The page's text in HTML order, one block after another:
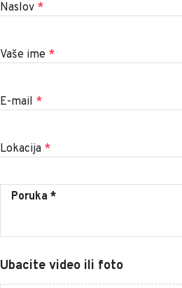
Naslov *
Vaše ime *
E-mail *
Lokacija *
Ubacite video ili foto